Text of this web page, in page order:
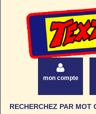
mon compte
RECHERCHEZ PAR MOT